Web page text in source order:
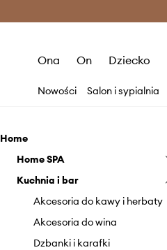
Ona On Dziecko
Nowości Salon i sypialnia
Home
Home SPA
Świeczki i zapachy
Kuchnia i bar
Akcesoria do kawy i herbaty
Akcesoria do wina
Dzbanki i karafki